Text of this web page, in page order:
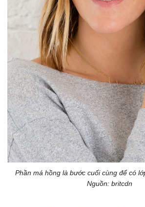
Phần má hồng là bước cuối cùng để có
Nguồn: britcdn